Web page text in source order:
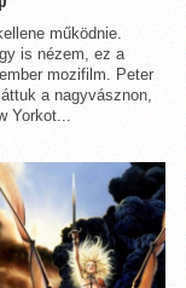
működnie.
is nézem, ez a
mozifilm. Peter
a nagyvásznon,
Yorkot...